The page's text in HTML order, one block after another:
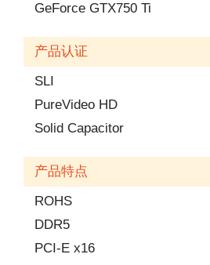
GeForce GTX750 Ti
产品认证
SLI
PureVideo HD
Solid Capacitor
产品特点
ROHS
DDR5
PCI-E x16